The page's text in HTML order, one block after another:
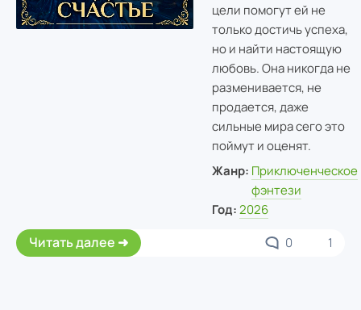
цели помогут ей не
только достичь успеха,
но и найти настоящую
любовь. Она никогда не
разменивается, не
продается, даже
сильные мира сего это
поймут и оценят.
Жанр: Приключенческое
фэнтези
Год: 2026
Читать далее 0 1